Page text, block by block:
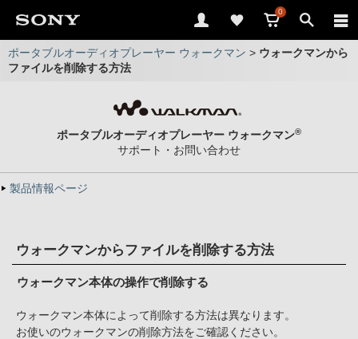
0
ポータブルオーディオプレーヤー ウォークマン > ウォークマンから
ファイルを削除する方法
ポータブルオーディオプレーヤー ウォークマン®
サポート・お問い合わせ
製品情報ページ
ウォークマンからファイルを削除する方法
ウォークマン本体の操作で削除する
ウォークマン本体によって削除する方法は異なります。
お使いのウォークマンの削除方法をご確認ください。